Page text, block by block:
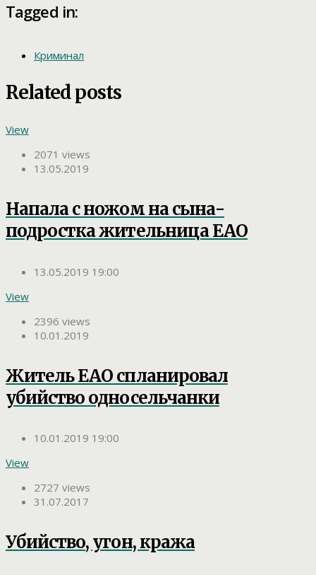
Tagged in:
Криминал
Related posts
View
2071 views
13.05.2019
Напала с ножом на сына-
подростка жительница ЕАО
13.05.2019 19:00
View
2396 views
10.01.2019
Житель ЕАО спланировал
убийство односельчанки
10.01.2019 19:00
View
2727 views
31.07.2017
Убийство, угон, кража